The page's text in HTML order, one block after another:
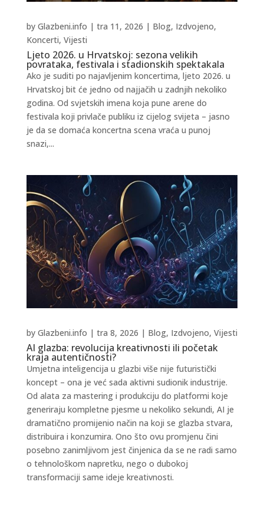
Ljeto 2026. u Hrvatskoj: sezona velikih
povrataka, festivala i stadionskih spektakala
by Glazbeni.info | tra 11, 2026 | Blog, Izdvojeno,
Koncerti, Vijesti
Ako je suditi po najavljenim koncertima, ljeto 2026. u
Hrvatskoj bit će jedno od najjačih u zadnjih nekoliko
godina. Od svjetskih imena koja pune arene do
festivala koji privlače publiku iz cijelog svijeta – jasno
je da se domaća koncertna scena vraća u punoj
snazi,...
AI glazba: revolucija kreativnosti ili početak
kraja autentičnosti?
by Glazbeni.info | tra 8, 2026 | Blog, Izdvojeno, Vijesti
Umjetna inteligencija u glazbi više nije futuristički
koncept – ona je već sada aktivni sudionik industrije.
Od alata za mastering i produkciju do platformi koje
generiraju kompletne pjesme u nekoliko sekundi, AI je
dramatično promijenio način na koji se glazba stvara,
distribuira i konzumira. Ono što ovu promjenu čini
posebno zanimljivom jest činjenica da se ne radi samo
o tehnološkom napretku, nego o dubokoj
transformaciji same ideje kreativnosti.